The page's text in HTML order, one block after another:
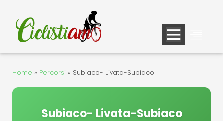
contenuto
Home » Percorsi » Subiaco- Livata-Subiaco
Subiaco- Livata-Subiaco